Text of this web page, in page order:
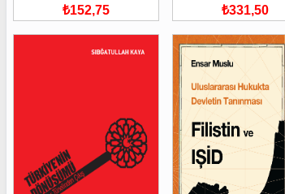
₺152,75 ₺331,50